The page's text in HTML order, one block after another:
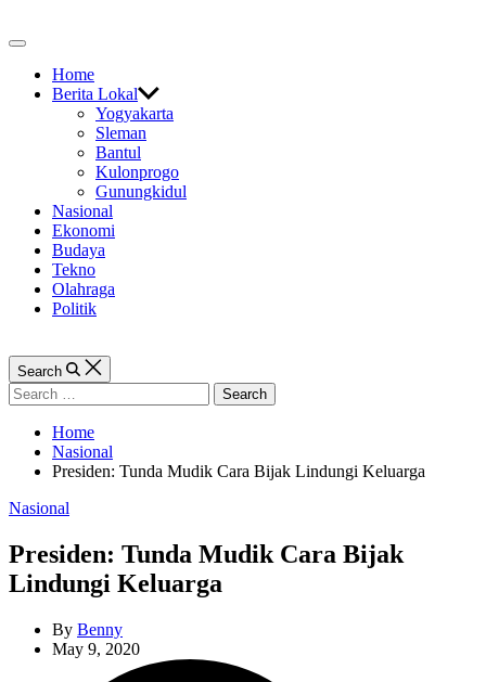
to
Off
CanvasHome
Berita Lokal
Yogyakarta
Sleman
Bantul
Kulonprogo
Gunungkidul
Nasional
Ekonomi
Budaya
Tekno
Olahraga
Politik
Search
Search
for:
Home
Nasional
Presiden: Tunda Mudik Cara Bijak Lindungi Keluarga
Categories
Nasional
Presiden: Tunda Mudik Cara Bijak
Lindungi Keluarga
By Benny
May 9, 2020